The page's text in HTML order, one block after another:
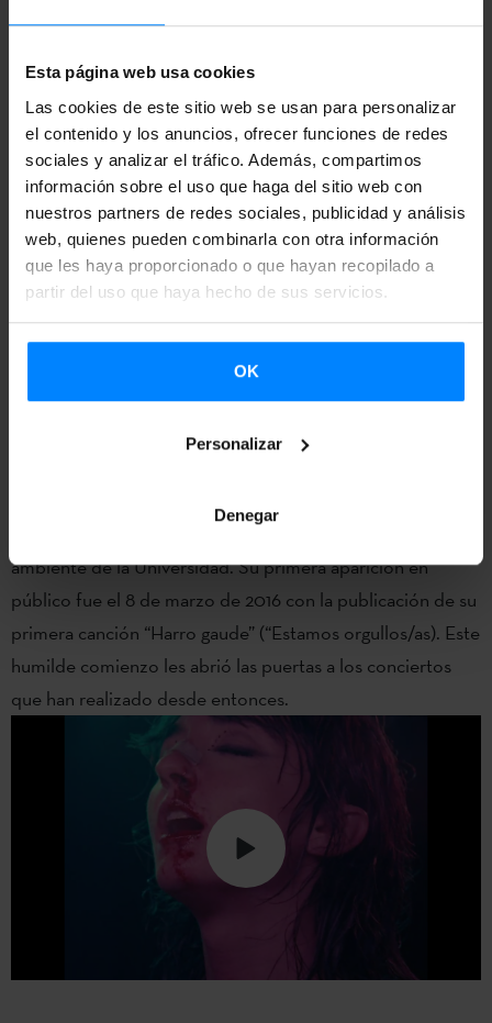
Esta página web usa cookies
Las cookies de este sitio web se usan para personalizar
el contenido y los anuncios, ofrecer funciones de redes
sociales y analizar el tráfico. Además, compartimos
información sobre el uso que haga del sitio web con
nuestros partners de redes sociales, publicidad y análisis
web, quienes pueden combinarla con otra información
que les haya proporcionado o que hayan recopilado a
partir del uso que haya hecho de sus servicios.
OK
Personalizar
Denegar
Sábado, 2 de septiembre / 21.30 - Lepakkomies
Bilbao en 2014. Lo forman seis jóvenes reunidos en el
ambiente de la Universidad. Su primera aparición en
público fue el 8 de marzo de 2016 con la publicación de su
primera canción “Harro gaude” (“Estamos orgullos/as). Este
humilde comienzo les abrió las puertas a los conciertos
que han realizado desde entonces.